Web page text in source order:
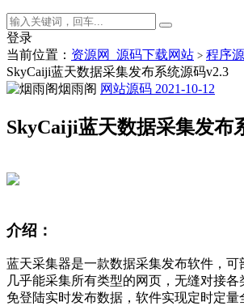
登录
当前位置： 资源网_源码下载网站 > 程序
SkyCaiji蓝天数据采集发布系统源码v2.3
烟雨阁 网站源码 2021-10-12
SkyCaiji蓝天数据采集发布
介绍：
蓝天采集器是一款数据采集发布软件，可
几乎能采集所有类型的网页，无缝对接各
免登陆实时发布数据，软件实现定时定